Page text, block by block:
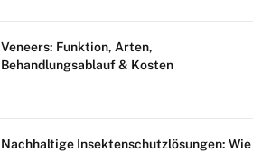
Veneers: Funktion, Arten,
Behandlungsablauf & Kosten
Nachhaltige Insektenschutzlösungen: Wie